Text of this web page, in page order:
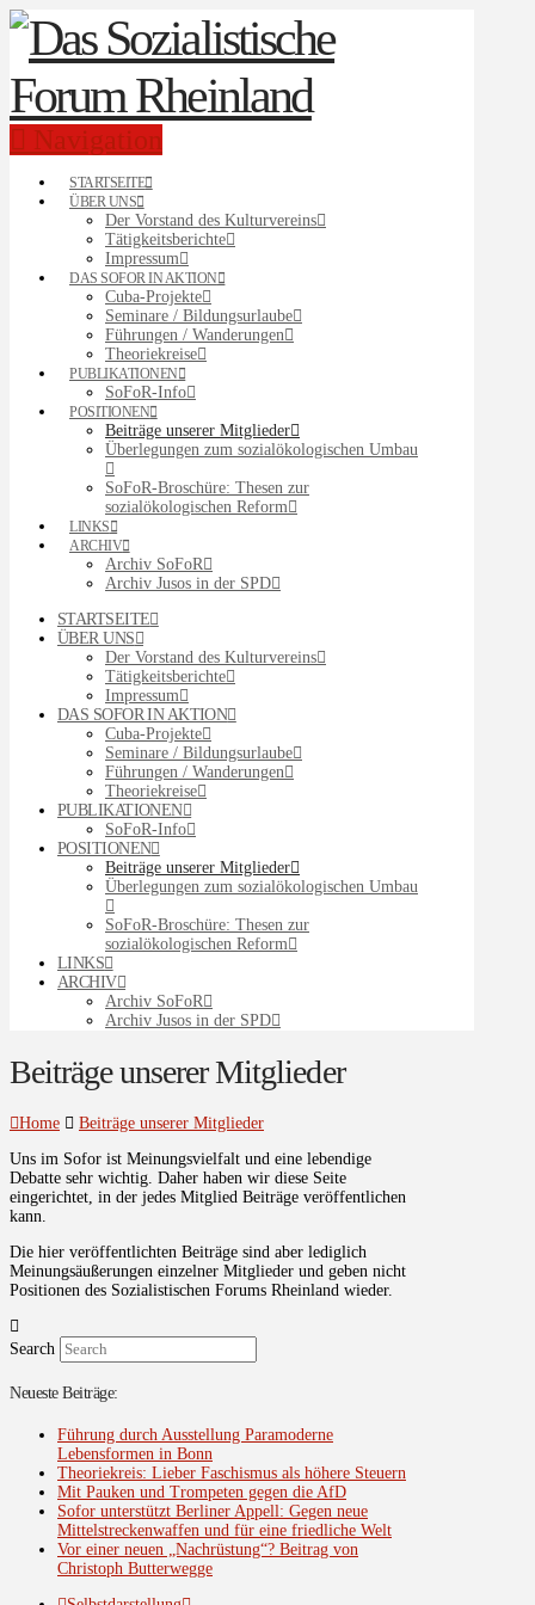
Navigation
STARTSEITE
ÜBER UNS
Der Vorstand des Kulturvereins
Tätigkeitsberichte
Impressum
DAS SOFOR IN AKTION
Cuba-Projekte
Seminare / Bildungsurlaube
Führungen / Wanderungen
Theoriekreise
PUBLIKATIONEN
SoFoR-Info
POSITIONEN
Beiträge unserer Mitglieder
Überlegungen zum sozialökologischen Umbau
SoFoR-Broschüre: Thesen zur
sozialökologischen Reform
LINKS
ARCHIV
Archiv SoFoR
Archiv Jusos in der SPD
STARTSEITE
ÜBER UNS
Der Vorstand des Kulturvereins
Tätigkeitsberichte
Impressum
DAS SOFOR IN AKTION
Cuba-Projekte
Seminare / Bildungsurlaube
Führungen / Wanderungen
Theoriekreise
PUBLIKATIONEN
SoFoR-Info
POSITIONEN
Beiträge unserer Mitglieder
Überlegungen zum sozialökologischen Umbau
SoFoR-Broschüre: Thesen zur
sozialökologischen Reform
LINKS
ARCHIV
Archiv SoFoR
Archiv Jusos in der SPD
Beiträge unserer Mitglieder
Home
Beiträge unserer Mitglieder
Uns im Sofor ist Meinungsvielfalt und eine lebendige
Debatte sehr wichtig. Daher haben wir diese Seite
eingerichtet, in der jedes Mitglied Beiträge veröffentlichen
kann.
Die hier veröffentlichten Beiträge sind aber lediglich
Meinungsäußerungen einzelner Mitglieder und geben nicht
Positionen des Sozialistischen Forums Rheinland wieder.
Search
Neueste Beiträge:
Führung durch Ausstellung Paramoderne
Lebensformen in Bonn
Theoriekreis: Lieber Faschismus als höhere Steuern
Mit Pauken und Trompeten gegen die AfD
Sofor unterstützt Berliner Appell: Gegen neue
Mittelstreckenwaffen und für eine friedliche Welt
Vor einer neuen „Nachrüstung“? Beitrag von
Christoph Butterwegge